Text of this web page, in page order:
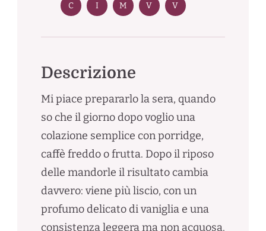
C I M V V
Descrizione
Mi piace prepararlo la sera, quando
so che il giorno dopo voglio una
colazione semplice con porridge,
caffè freddo o frutta. Dopo il riposo
delle mandorle il risultato cambia
davvero: viene più liscio, con un
profumo delicato di vaniglia e una
consistenza leggera ma non acquosa.